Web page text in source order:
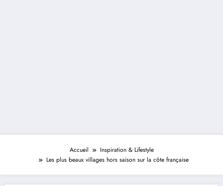
Accueil
Inspiration & Lifestyle
Les plus beaux villages hors saison sur la côte française